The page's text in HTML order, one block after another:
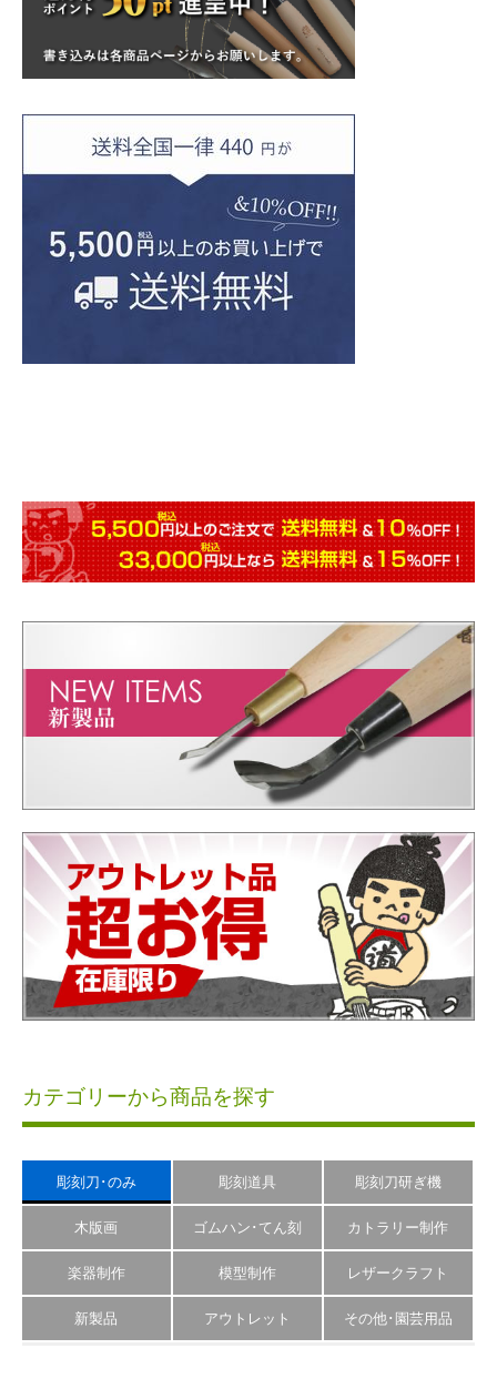
カテゴリーから商品を探す
彫刻刀･のみ 彫刻道具 彫刻刀研ぎ機
木版画 ゴムハン･てん刻 カトラリー制作
楽器制作 模型制作 レザークラフト
新製品 アウトレット その他･園芸用品